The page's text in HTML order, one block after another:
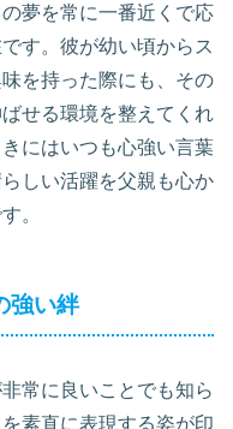
夢を常に一番近くで応
す。彼が幼い頃からス
を持った際にも、その
せる環境を整えてくれ
にはいつも心強い言葉
しい活躍を父親も心か
。
強い絆
常に良いことでも知ら
素直に表現する姿が印